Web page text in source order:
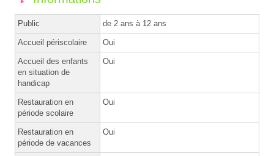
Public de 2 ans à 12 ans
Accueil périscolaire Oui
Accueil des enfants
en situation de
handicap
Oui
Restauration en
période scolaire
Oui
Restauration en
période de vacances
Oui